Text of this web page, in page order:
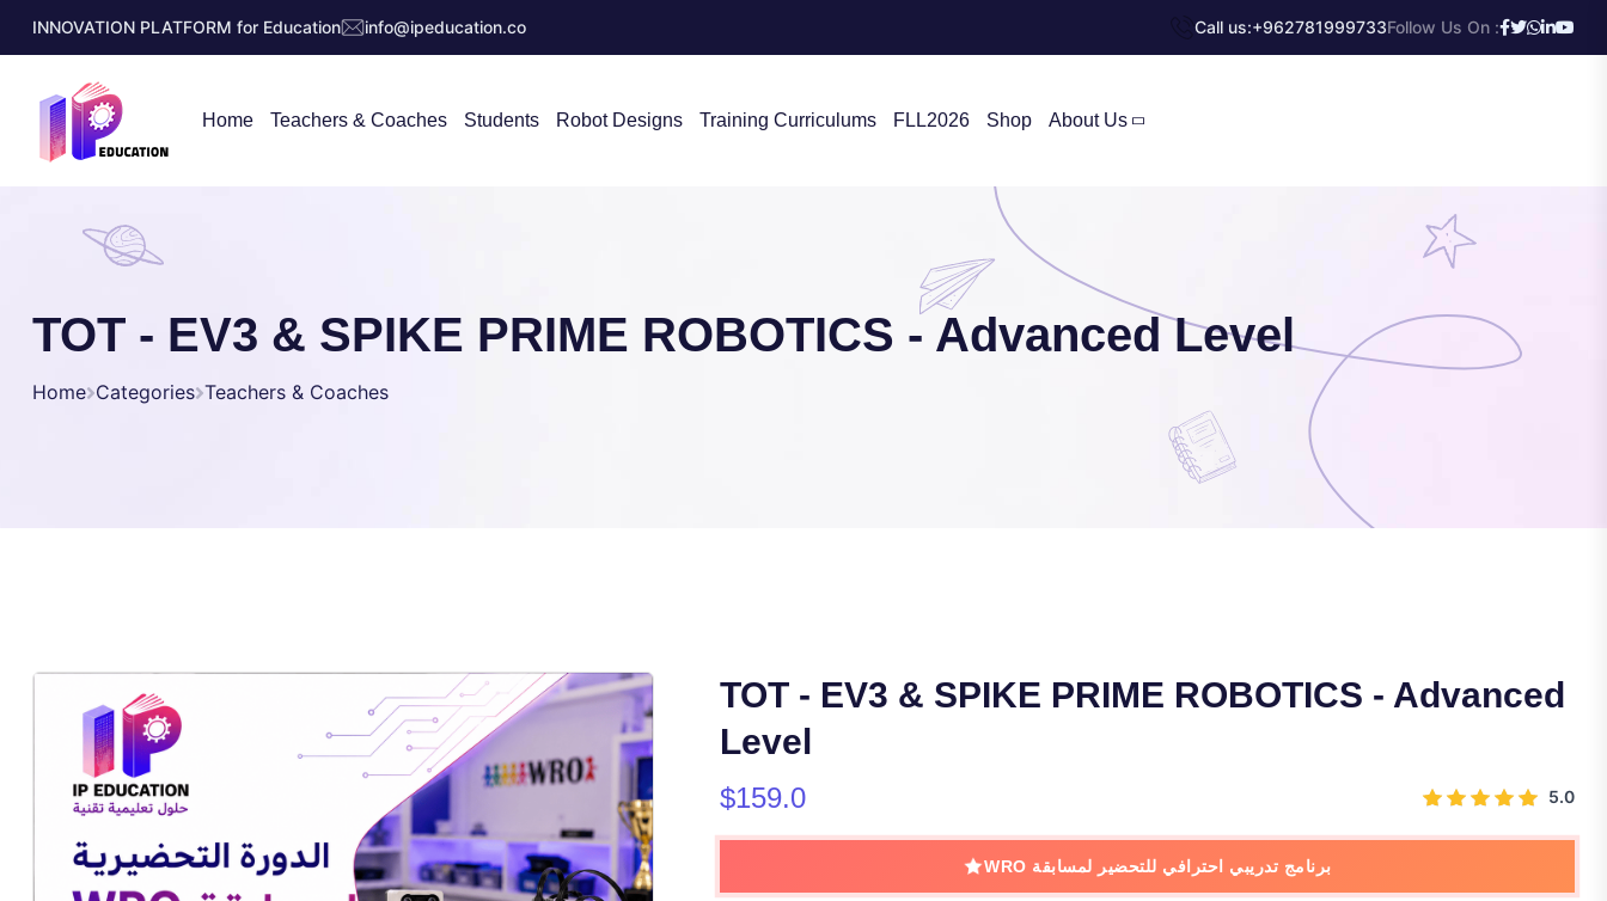
INNOVATION PLATFORM for Education info@ipeducation.co Call us:+962781999733Follow Us On :
Home Teachers & Coaches Students Robot Designs Training Curriculums FLL2026 Shop About Us
TOT - EV3 & SPIKE PRIME ROBOTICS - Advanced Level
Home Categories Teachers & Coaches
TOT - EV3 & SPIKE PRIME ROBOTICS - Advanced
Level
$159.0 5.0
برنامج تدريبي احترافي للتحضير لمسابقة WRO